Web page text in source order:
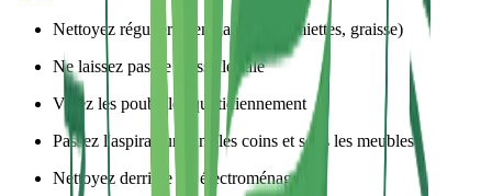
Nettoyez régulièrement la cuisine (miettes, graisse)
Ne laissez pas de vaisselle sale
Videz les poubelles quotidiennement
Passez l'aspirateur dans les coins et sous les meubles
Nettoyez derrière les électroménagers